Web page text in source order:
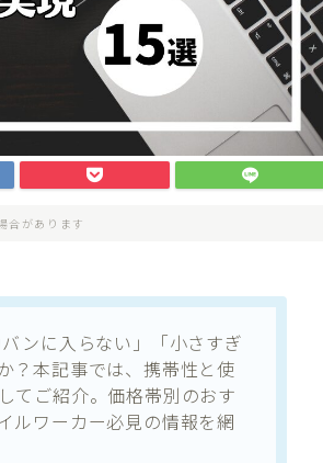
合があります
ンに入らない」「小さすぎ
？本記事では、携帯性と使
てご紹介。価格帯別のおす
ルワーカー必見の情報を網